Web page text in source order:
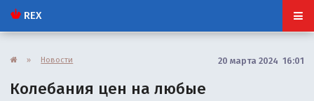
REX
» Новости 20 марта 2024 16:01
Колебания цен на любые